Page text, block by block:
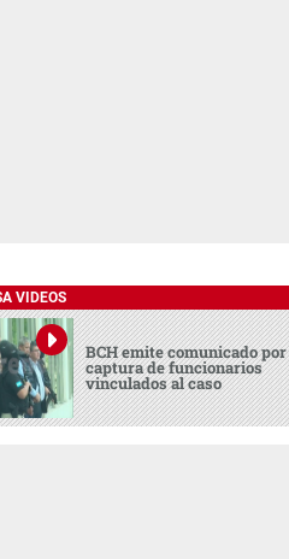
VIDEOS
BCH emite comunicado por
captura de funcionarios
vinculados al caso